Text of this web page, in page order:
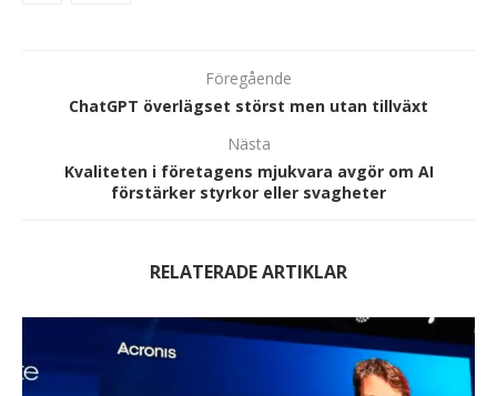
Föregående
ChatGPT överlägset störst men utan tillväxt
Nästa
Kvaliteten i företagens mjukvara avgör om AI
förstärker styrkor eller svagheter
RELATERADE ARTIKLAR